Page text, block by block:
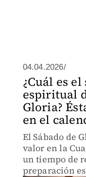
04.04.2026/
¿Cuál es
espiritual
Gloria?
en el
El Sábado de
valor en la
un tiempo de
preparación